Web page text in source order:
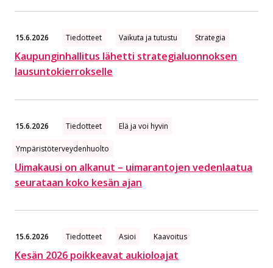
15.6.2026 Tiedotteet Vaikuta ja tutustu Strategia
Kaupunginhallitus lähetti strategialuonnoksen
lausuntokierrokselle
15.6.2026 Tiedotteet Elä ja voi hyvin
Ympäristöterveydenhuolto
Uimakausi on alkanut – uimarantojen vedenlaatua
seurataan koko kesän ajan
15.6.2026 Tiedotteet Asioi Kaavoitus
Kesän 2026 poikkeavat aukioloajat